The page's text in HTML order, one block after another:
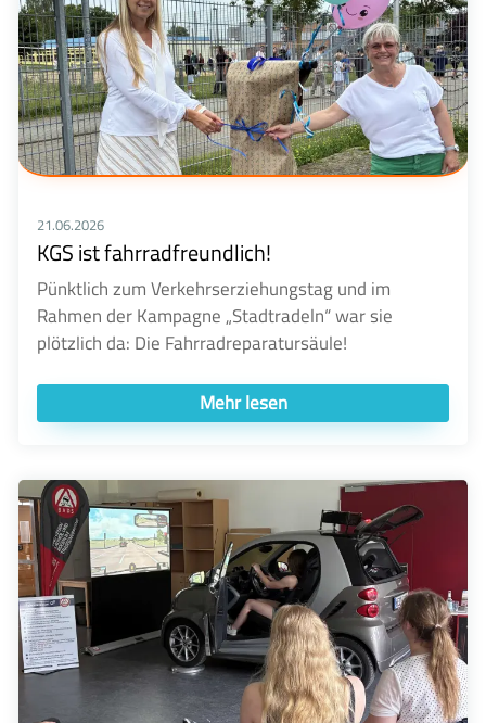
21.06.2026
KGS ist fahrradfreundlich!
Pünktlich zum Verkehrserziehungstag und im
Rahmen der Kampagne „Stadtradeln“ war sie
plötzlich da: Die Fahrradreparatursäule!
Mehr lesen